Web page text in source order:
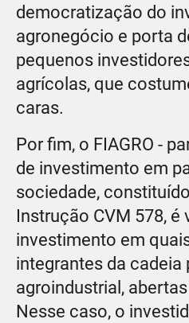
democratização do
agronegócio e porta
pequenos
agrícolas, que
caras.
Por fim, o FIAGRO -
de investimento em
sociedade,
Instrução CVM 578, é
investimento em
integrantes da cadeia
agroindustrial,
Nesse caso, o